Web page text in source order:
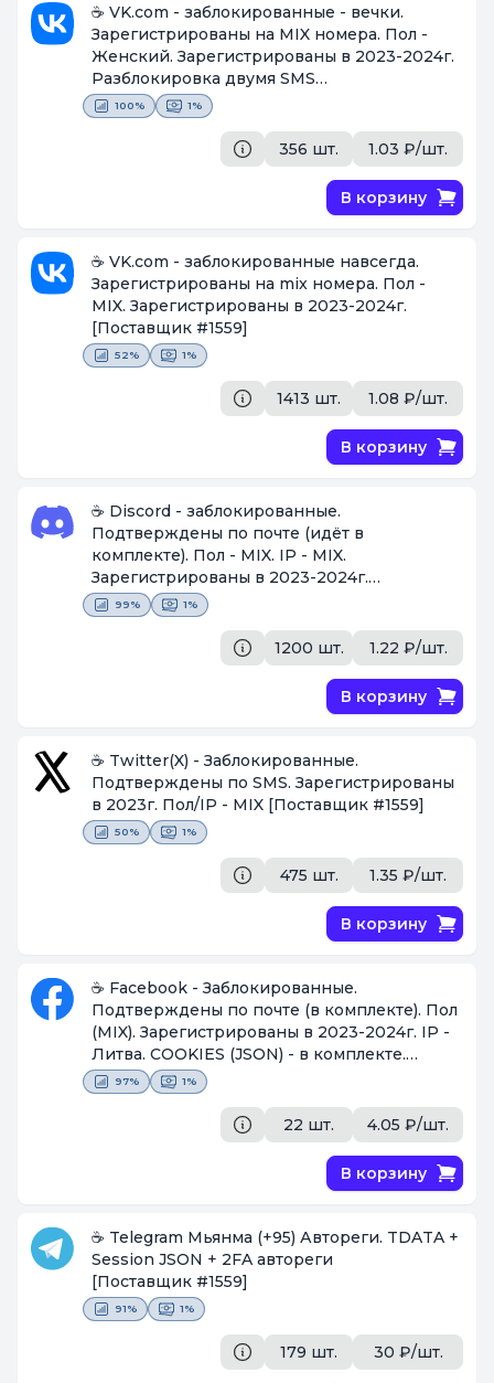
☕ VK.com - заблокированные - вечки.
Зарегистрированы на MIX номера. Пол -
Женский. Зарегистрированы в 2023-2024г.
Разблокировка двумя SMS
[Поставщик #1559]
100% 1%
356 шт. 1.03 ₽/шт.
В корзину
☕ VK.com - заблокированные навсегда.
Зарегистрированы на mix номера. Пол -
MIX. Зарегистрированы в 2023-2024г.
[Поставщик #1559]
52% 1%
1413 шт. 1.08 ₽/шт.
В корзину
☕ Discord - заблокированные.
Подтверждены по почте (идёт в
комплекте). Пол - MIX. IP - MIX.
Зарегистрированы в 2023-2024г.
[Поставщик #1559]
99% 1%
1200 шт. 1.22 ₽/шт.
В корзину
☕ Twitter(X) - Заблокированные.
Подтверждены по SMS. Зарегистрированы
в 2023г. Пол/IP - MIX [Поставщик #1559]
50% 1%
475 шт. 1.35 ₽/шт.
В корзину
☕ Facebook - Заблокированные.
Подтверждены по почте (в комплекте). Пол
(MIX). Зарегистрированы в 2023-2024г. IP -
Литва. COOKIES (JSON) - в комплекте.
[Поставщик #1559]
97% 1%
22 шт. 4.05 ₽/шт.
В корзину
☕ Telegram Мьянма (+95) Автореги. TDATA +
Session JSON + 2FA автореги
[Поставщик #1559]
91% 1%
179 шт. 30 ₽/шт.